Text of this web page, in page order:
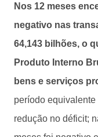
Nos 12 meses
negativo nas
64,143 bilhões, o
Produto Interno
bens e serviços
período
redução no déficit;